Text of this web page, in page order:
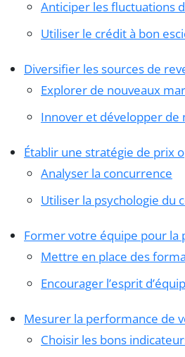
Anticiper les fluctuations
Utiliser le crédit à bon
Diversifier les sources de
Explorer de nouveaux
Innover et développer de
Établir une stratégie de prix
Analyser la concurrence
Utiliser la psychologie du
Former votre équipe pour la
Mettre en place des
Encourager l’esprit
Mesurer la performance de
Choisir les bons